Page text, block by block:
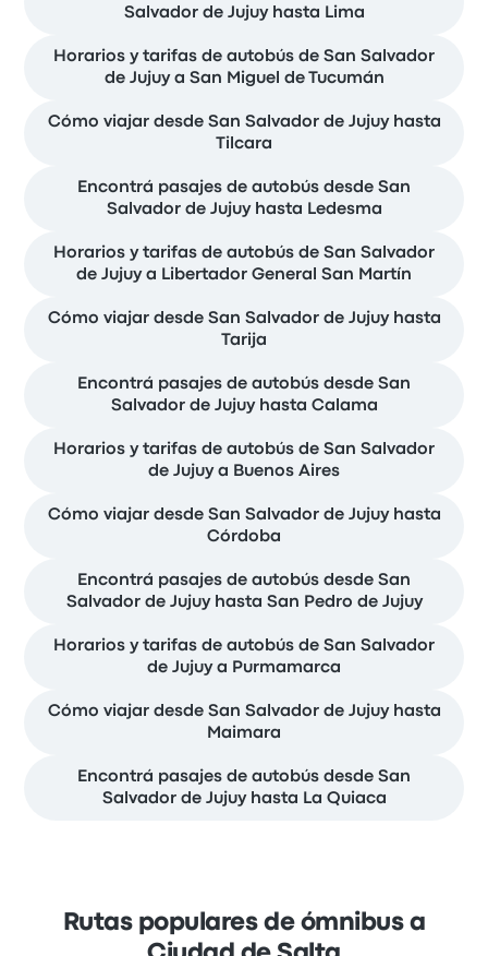
Salvador de Jujuy hasta Lima
Horarios y tarifas de autobús de San Salvador
de Jujuy a San Miguel de Tucumán
Cómo viajar desde San Salvador de Jujuy hasta
Tilcara
Encontrá pasajes de autobús desde San
Salvador de Jujuy hasta Ledesma
Horarios y tarifas de autobús de San Salvador
de Jujuy a Libertador General San Martín
Cómo viajar desde San Salvador de Jujuy hasta
Tarija
Encontrá pasajes de autobús desde San
Salvador de Jujuy hasta Calama
Horarios y tarifas de autobús de San Salvador
de Jujuy a Buenos Aires
Cómo viajar desde San Salvador de Jujuy hasta
Córdoba
Encontrá pasajes de autobús desde San
Salvador de Jujuy hasta San Pedro de Jujuy
Horarios y tarifas de autobús de San Salvador
de Jujuy a Purmamarca
Cómo viajar desde San Salvador de Jujuy hasta
Maimara
Encontrá pasajes de autobús desde San
Salvador de Jujuy hasta La Quiaca
Rutas populares de ómnibus a